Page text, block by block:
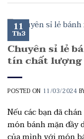
11
Th3
Chuyên sỉ lẻ
tín chất lượng
POSTED ON 11/03/2024
Nếu các bạn đã
món bánh mặn